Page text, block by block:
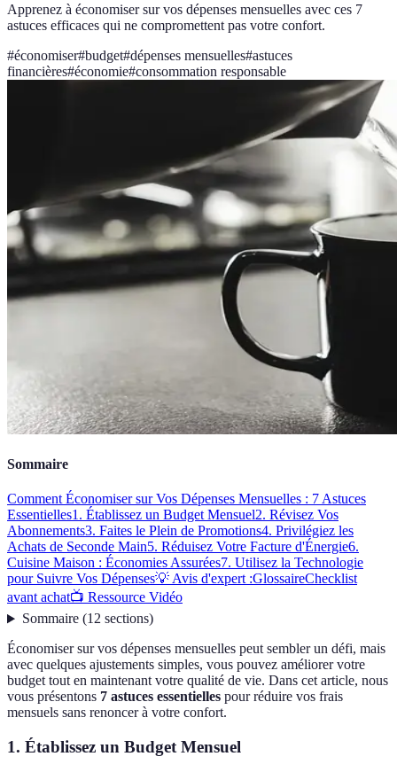
Apprenez à économiser sur vos dépenses mensuelles avec ces 7
astuces efficaces qui ne compromettent pas votre confort.
#économiser#budget#dépenses mensuelles#astuces
financières#économie#consommation responsable
Sommaire
Comment Économiser sur Vos Dépenses Mensuelles : 7 Astuces
Essentielles1. Établissez un Budget Mensuel2. Révisez Vos
Abonnements3. Faites le Plein de Promotions4. Privilégiez les
Achats de Seconde Main5. Réduisez Votre Facture d'Énergie6.
Cuisine Maison : Économies Assurées7. Utilisez la Technologie
pour Suivre Vos Dépenses💡 Avis d'expert :GlossaireChecklist
avant achat📺 Ressource Vidéo
Sommaire(12 sections)
Économiser sur vos dépenses mensuelles peut sembler un défi, mais
avec quelques ajustements simples, vous pouvez améliorer votre
budget tout en maintenant votre qualité de vie. Dans cet article, nous
vous présentons 7 astuces essentielles pour réduire vos frais
mensuels sans renoncer à votre confort.
1. Établissez un Budget Mensuel